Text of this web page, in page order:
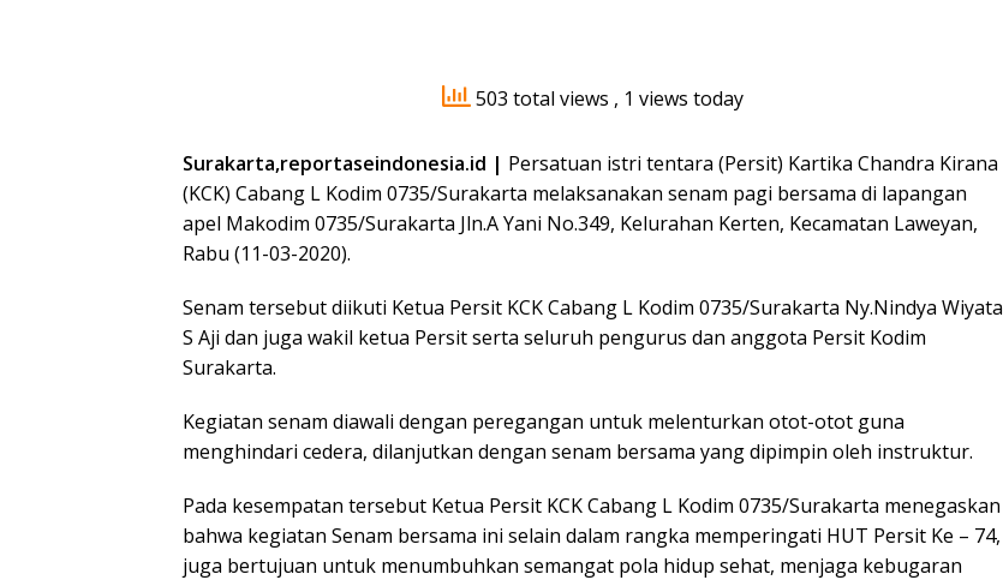
503 total views , 1 views today
Surakarta,reportaseindonesia.id | Persatuan istri tentara (Persit) Kartika Chandra Kirana
(KCK) Cabang L Kodim 0735/Surakarta melaksanakan senam pagi bersama di lapangan
apel Makodim 0735/Surakarta Jln.A Yani No.349, Kelurahan Kerten, Kecamatan Laweyan,
Rabu (11-03-2020).
Senam tersebut diikuti Ketua Persit KCK Cabang L Kodim 0735/Surakarta Ny.Nindya Wiyata
S Aji dan juga wakil ketua Persit serta seluruh pengurus dan anggota Persit Kodim
Surakarta.
Kegiatan senam diawali dengan peregangan untuk melenturkan otot-otot guna
menghindari cedera, dilanjutkan dengan senam bersama yang dipimpin oleh instruktur.
Pada kesempatan tersebut Ketua Persit KCK Cabang L Kodim 0735/Surakarta menegaskan
bahwa kegiatan Senam bersama ini selain dalam rangka memperingati HUT Persit Ke – 74,
juga bertujuan untuk menumbuhkan semangat pola hidup sehat, menjaga kebugaran